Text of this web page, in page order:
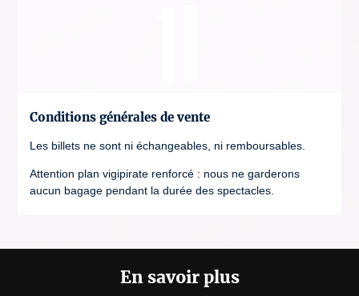
Conditions générales de vente
Les billets ne sont ni échangeables, ni remboursables.
Attention plan vigipirate renforcé : nous ne garderons
aucun bagage pendant la durée des spectacles.
En savoir plus